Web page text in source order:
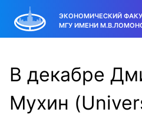
ЭКОНОМИЧЕСКИЙ
МГУ ИМЕНИ
В декабре
Мухин